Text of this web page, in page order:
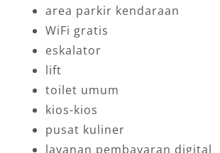
area parkir kendaraan
WiFi gratis
eskalator
lift
toilet umum
kios-kios
pusat kuliner
layanan pembayaran digital